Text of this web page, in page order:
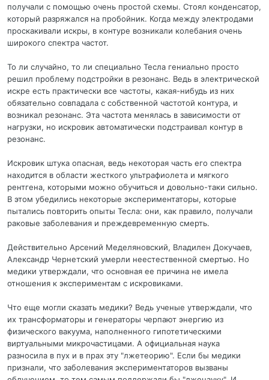
получали с помощью очень простой схемы. Стоял конденсатор,
который разряжался на пробойник. Когда между электродами
проскакивали искры, в контуре возникали колебания очень
широкого спектра частот.
То ли случайно, то ли специально Тесла гениально просто
решил проблему подстройки в резонанс. Ведь в электрической
искре есть практически все частоты, какая-нибудь из них
обязательно совпадала с собственной частотой контура, и
возникал резонанс. Эта частота менялась в зависимости от
нагрузки, но искровик автоматически подстраивал контур в
резонанс.
Искровик штука опасная, ведь некоторая часть его спектра
находится в области жесткого ультрафиолета и мягкого
рентгена, которыми можно обучиться и довольно-таки сильно.
В этом убедились некоторые экспериментаторы, которые
пытались повторить опыты Тесла: они, как правило, получали
раковые заболевания и преждевременную смерть.
Действительно Арсений Меделяновский, Владилен Докучаев,
Александр Чернетский умерли неестественной смертью. Но
медики утверждали, что основная ее причина не имела
отношения к экспериментам с искровиками.
Что еще могли сказать медики? Ведь ученые утверждали, что
их трансформаторы и генераторы черпают энергию из
физического вакуума, наполненного гипотетическими
виртуальными микрочастицами. А официальная наука
разносила в пух и в прах эту "лжетеорию". Если бы медики
признали, что заболевания экспериментаторов вызваны